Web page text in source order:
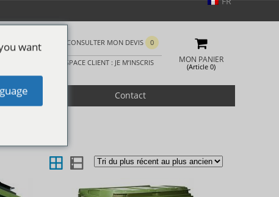
Promotion Contact
CONSULTER MON DEVIS 0
ESPACE CLIENT : JE M’INSCRIS MON PANIER
(Article 0)
want